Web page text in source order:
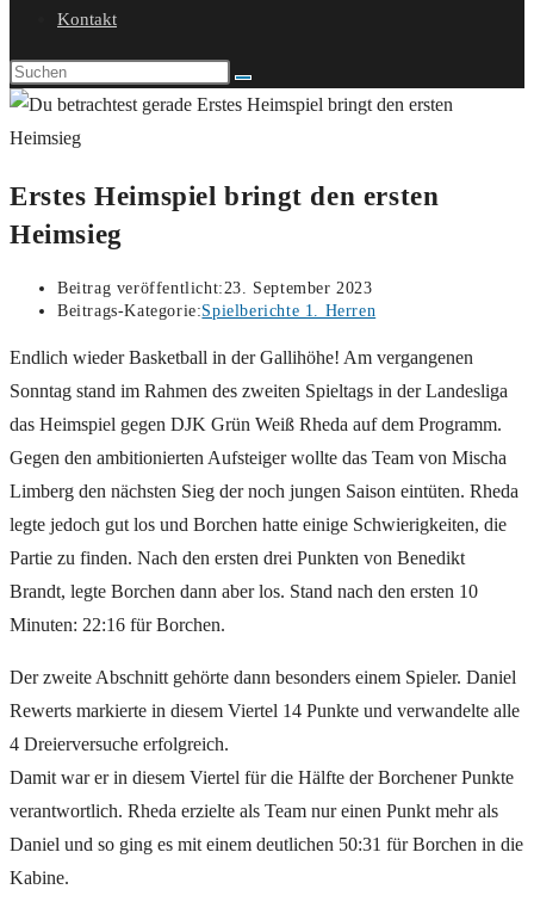
Kontakt
Erstes Heimspiel bringt den ersten
Heimsieg
Beitrag veröffentlicht:23. September 2023
Beitrags-Kategorie:Spielberichte 1. Herren
Endlich wieder Basketball in der Gallihöhe! Am vergangenen
Sonntag stand im Rahmen des zweiten Spieltags in der Landesliga
das Heimspiel gegen DJK Grün Weiß Rheda auf dem Programm.
Gegen den ambitionierten Aufsteiger wollte das Team von Mischa
Limberg den nächsten Sieg der noch jungen Saison eintüten. Rheda
legte jedoch gut los und Borchen hatte einige Schwierigkeiten, die
Partie zu finden. Nach den ersten drei Punkten von Benedikt
Brandt, legte Borchen dann aber los. Stand nach den ersten 10
Minuten: 22:16 für Borchen.
Der zweite Abschnitt gehörte dann besonders einem Spieler. Daniel
Rewerts markierte in diesem Viertel 14 Punkte und verwandelte alle
4 Dreierversuche erfolgreich.
Damit war er in diesem Viertel für die Hälfte der Borchener Punkte
verantwortlich. Rheda erzielte als Team nur einen Punkt mehr als
Daniel und so ging es mit einem deutlichen 50:31 für Borchen in die
Kabine.